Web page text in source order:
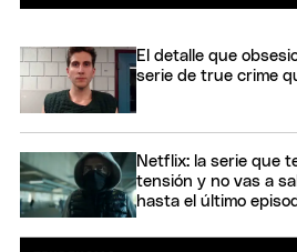
El detalle que
serie de true crime
Netflix: la serie que
tensión y no vas a
hasta el último